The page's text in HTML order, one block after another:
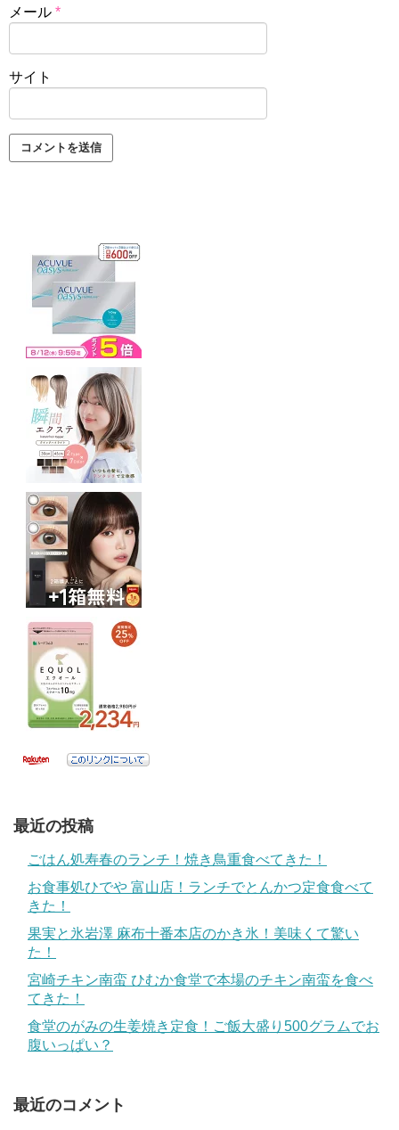
メール *
サイト
最近の投稿
ごはん処寿春のランチ！焼き鳥重食べてきた！
お食事処ひでや 富山店！ランチでとんかつ定食食べて
きた！
果実と氷岩澤 麻布十番本店のかき氷！美味くて驚い
た！
宮崎チキン南蛮 ひむか食堂で本場のチキン南蛮を食べ
てきた！
食堂のがみの生姜焼き定食！ご飯大盛り500グラムでお
腹いっぱい？
最近のコメント